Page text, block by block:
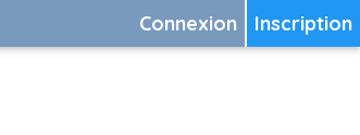
Inscription
Connexion